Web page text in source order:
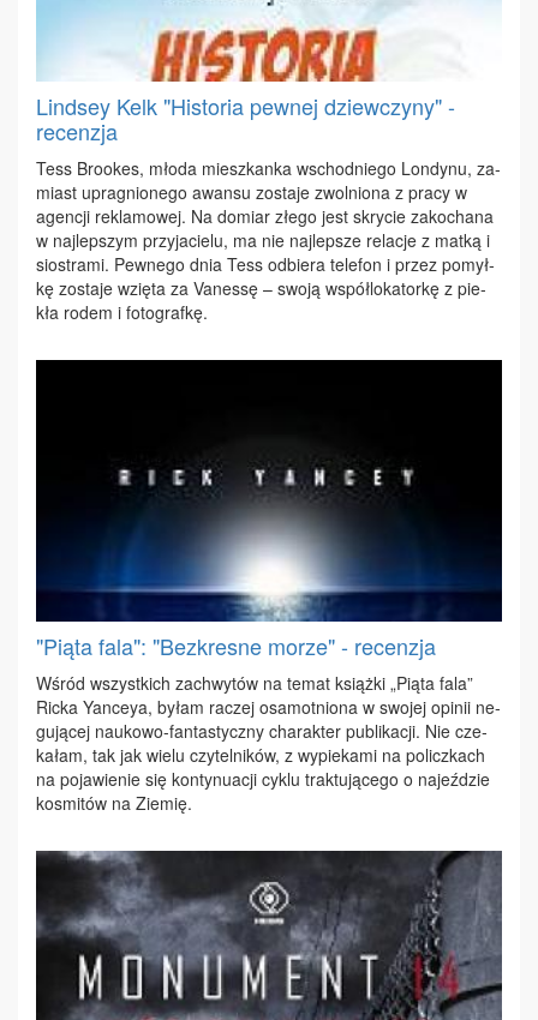
Lindsey Kelk "Historia pewnej dziewczyny" -
recenzja
Tess Bro­okes, mło­da miesz­kan­ka wschod­nie­go Lon­dy­nu, za­
miast upra­gnio­ne­go awan­su zo­sta­je zwol­nio­na z pra­cy w
agen­cji re­kla­mo­wej. Na do­miar złe­go jest skry­cie za­ko­cha­na
w naj­lep­szym przy­ja­cie­lu, ma nie naj­lep­sze re­la­cje z mat­ką i
sio­stra­mi. Pew­ne­go dnia Tess od­bie­ra te­le­fon i przez po­mył­
kę zo­sta­je wzię­ta za Va­nes­sę – swo­ją współ­lo­ka­tor­kę z pie­
kła ro­dem i fo­to­graf­kę.
"Piąta fala": "Bezkresne morze" - recenzja
Wśród wszyst­kich za­chwy­tów na te­mat książ­ki „Pią­ta fa­la”
Ric­ka Yan­ceya, by­łam ra­czej osa­mot­nio­na w swo­jej opi­nii ne­
gu­ją­cej na­uko­wo-fan­ta­stycz­ny cha­rak­ter pu­bli­ka­cji. Nie cze­
ka­łam, tak jak wie­lu czy­tel­ni­ków, z wy­pie­ka­mi na po­licz­kach
na po­ja­wie­nie się kon­ty­nu­acji cy­klu trak­tu­ją­ce­go o na­jeź­dzie
ko­smi­tów na Zie­mię.